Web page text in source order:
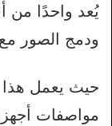
يُعد واحدًا من
ودمج الصور
حيث يعمل هذا
مواصفات